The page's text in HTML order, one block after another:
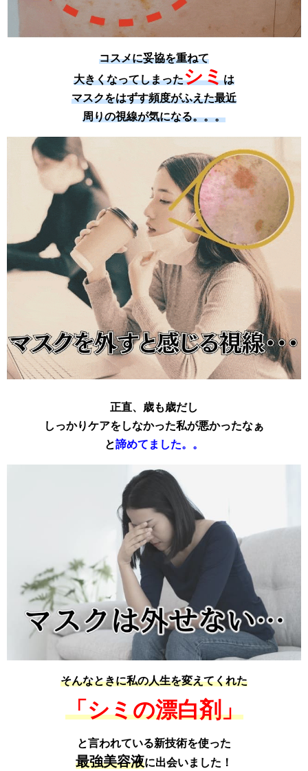
コスメに妥協を重ねて
大きくなってしまったシミは
マスクをはずす頻度がふえた最近
周りの視線が気になる。。。
正直、歳も歳だし
しっかりケアをしなかった私が悪かったなぁ
と諦めてました。。
そんなときに私の人生を変えてくれた
「シミの漂白剤」
と言われている新技術を使った
最強美容液に出会いました！